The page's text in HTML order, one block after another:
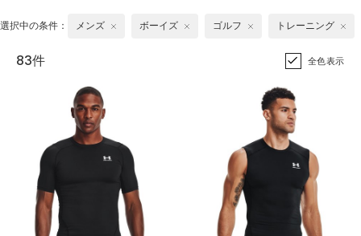
選択中の条件： メンズ ボーイズ ゴルフ トレーニング
83件 全色表示